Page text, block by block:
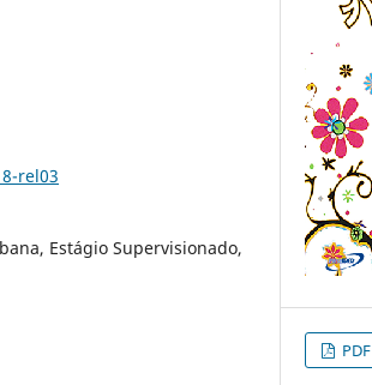
rel03
Estágio Supervisionado,
PDF